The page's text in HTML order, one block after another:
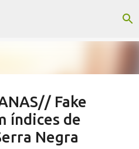
principal
Fake
índices de
Negra